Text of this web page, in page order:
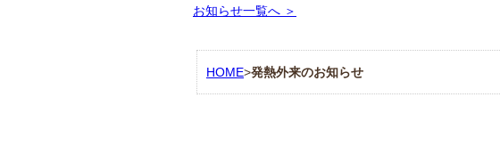
お知らせ一覧へ ＞
HOME>発熱外来のお知らせ